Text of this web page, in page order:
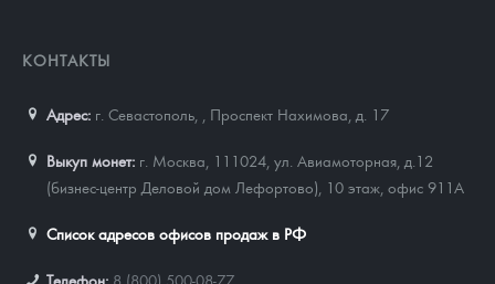
КОНТАКТЫ
Адрес: г. Севастополь, Проспект Нахимова, д. 17
Выкуп монет: г. Москва, 111024, ул. Авиамоторная, д.12
(бизнес-центр Деловой дом Лефортово), 10 этаж, офис 911А
Список адресов офисов продаж в РФ